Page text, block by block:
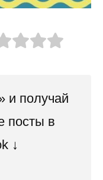
и получай
посты в
↓